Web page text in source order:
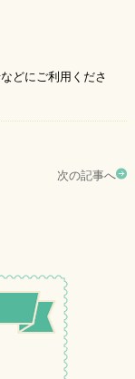
どにご利用くださ
次の記事へ